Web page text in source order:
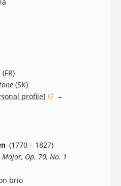
(FR)
(SK)
profile]
in a new window)
–
(1770 – 1827)
Op. 70, No. 1
brio